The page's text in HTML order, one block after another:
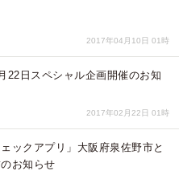
2017年04月10日 01時
22日スペシャル企画開催のお知
2017年02月22日 01時
ックアプリ」大阪府泉佐野市と
お知らせ